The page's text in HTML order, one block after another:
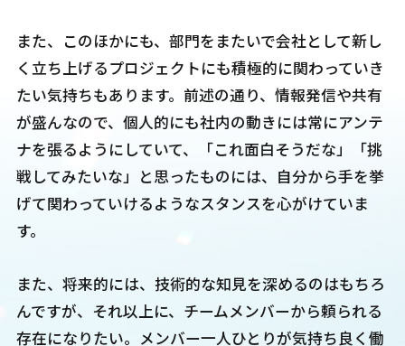
また、このほかにも、部門をまたいで会社として新し
く立ち上げるプロジェクトにも積極的に関わっていき
たい気持ちもあります。前述の通り、情報発信や共有
が盛んなので、個人的にも社内の動きには常にアンテ
ナを張るようにしていて、「これ面白そうだな」「挑
戦してみたいな」と思ったものには、自分から手を挙
げて関わっていけるようなスタンスを心がけていま
す。
また、将来的には、技術的な知見を深めるのはもちろ
んですが、それ以上に、チームメンバーから頼られる
存在になりたい。メンバー一人ひとりが気持ち良く働